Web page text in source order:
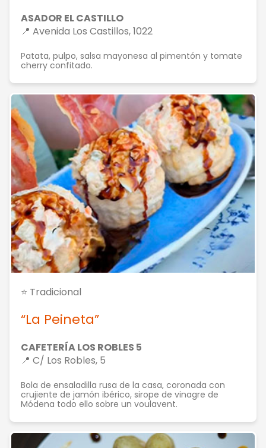
ASADOR EL CASTILLO
📍 Avenida Los Castillos, 1022
Patata, pulpo, salsa mayonesa al pimentón y tomate
cherry confitado.
⭐ Tradicional
“La Peineta”
CAFETERÍA LOS ROBLES 5
📍 C/ Los Robles, 5
Bola de ensaladilla rusa de la casa, coronada con
crujiente de jamón ibérico, sirope de vinagre de
Módena todo ello sobre un voulavent.